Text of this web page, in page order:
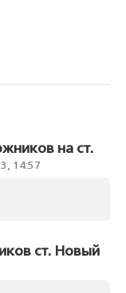
на ст.
14:57
ст. Новый